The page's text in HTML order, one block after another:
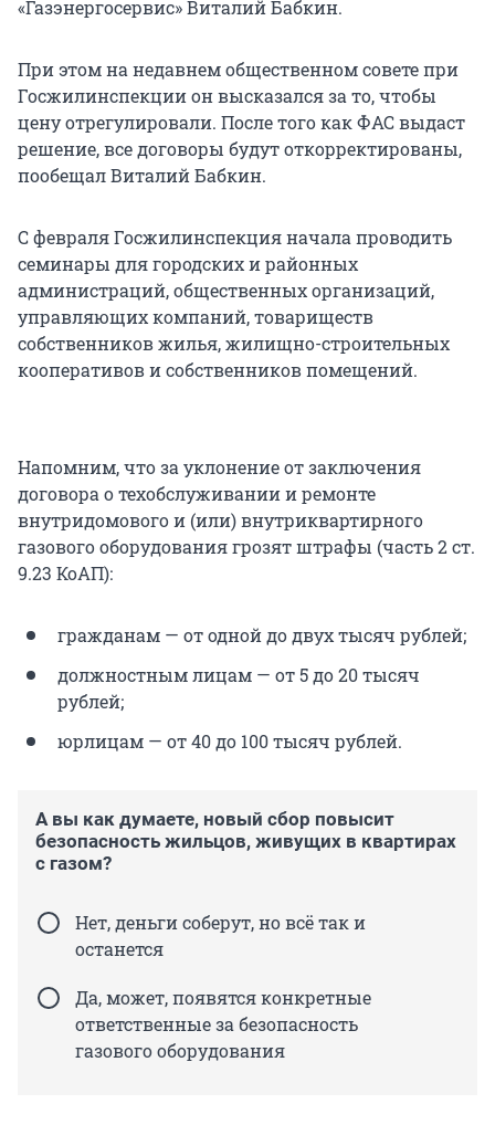
«Газэнергосервис» Виталий Бабкин.
При этом на недавнем общественном совете при
Госжилинспекции он высказался за то, чтобы
цену отрегулировали. После того как ФАС выдаст
решение, все договоры будут откорректированы,
пообещал Виталий Бабкин.
С февраля Госжилинспекция начала проводить
семинары для городских и районных
администраций, общественных организаций,
управляющих компаний, товариществ
собственников жилья, жилищно-строительных
кооперативов и собственников помещений.
Напомним, что за уклонение от заключения
договора о техобслуживании и ремонте
внутридомового и (или) внутриквартирного
газового оборудования грозят штрафы (часть 2 ст.
9.23 КоАП):
гражданам — от одной до двух тысяч рублей;
должностным лицам — от 5 до 20 тысяч
рублей;
юрлицам — от 40 до 100 тысяч рублей.
А вы как думаете, новый сбор повысит
безопасность жильцов, живущих в квартирах
с газом?
Нет, деньги соберут, но всё так и
останется
Да, может, появятся конкретные
ответственные за безопасность
газового оборудования